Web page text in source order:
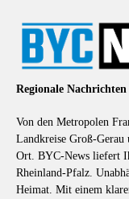
Regionale
Von den Metropolen
Landkreise Groß-
Ort. BYC-News liefert
Rheinland-Pfalz.
Heimat. Mit einem